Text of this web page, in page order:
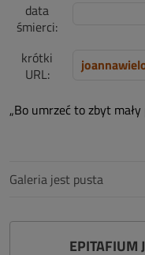
data
śmierci:
krótki
URL:
„Bo umrzeć to zbyt
Galeria jest pusta
EPITAFIUM